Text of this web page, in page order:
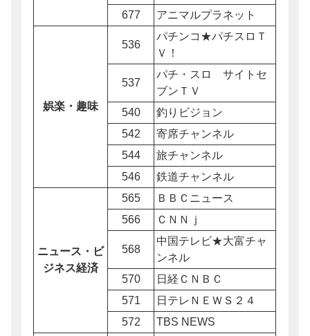
677
アニマルプラネット
娯楽・趣味
536
パチンコ★パチスロＴ
Ｖ！
537
パチ・スロ サイトセ
ブンＴＶ
540
釣りビジョン
542
寄席チャンネル
544
旅チャンネル
546
鉄道チャンネル
ニュース・ビ
ジネス経済
565
ＢＢＣニュース
566
ＣＮＮｊ
568
中国テレビ★大富チャ
ンネル
570
日経ＣＮＢＣ
571
日テレＮＥＷＳ２４
572
TBS NEWS